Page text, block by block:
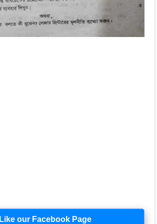
Like our Facebook Page